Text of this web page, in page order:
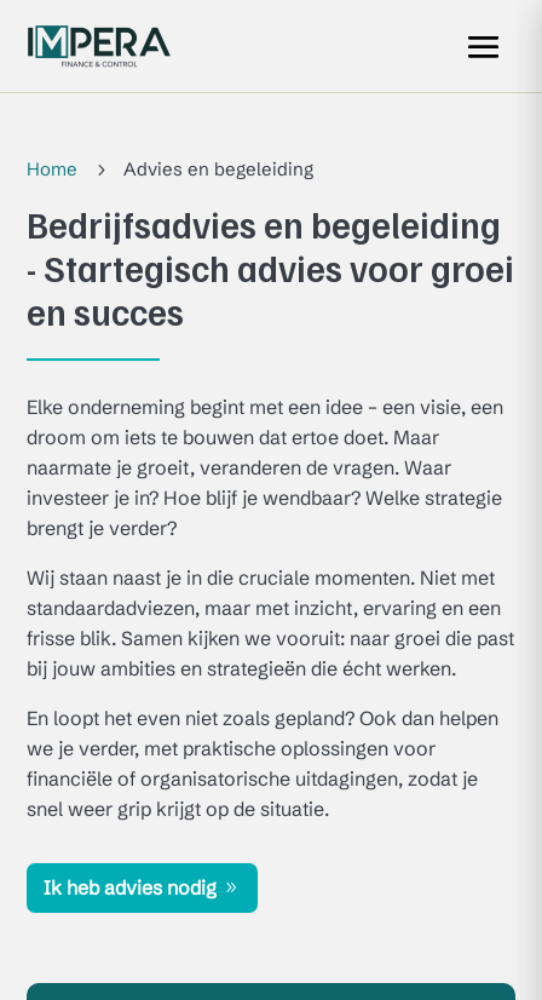
Home 5 Advies en begeleiding
Bedrijfsadvies en begeleiding
- Startegisch advies voor groei
en succes
Elke onderneming begint met een idee – een visie, een
droom om iets te bouwen dat ertoe doet. Maar
naarmate je groeit, veranderen de vragen. Waar
investeer je in? Hoe blijf je wendbaar? Welke strategie
brengt je verder?
Wij staan naast je in die cruciale momenten. Niet met
standaardadviezen, maar met inzicht, ervaring en een
frisse blik. Samen kijken we vooruit: naar groei die past
bij jouw ambities en strategieën die écht werken.
En loopt het even niet zoals gepland? Ook dan helpen
we je verder, met praktische oplossingen voor
financiële of organisatorische uitdagingen, zodat je
snel weer grip krijgt op de situatie.
Ik heb advies nodig